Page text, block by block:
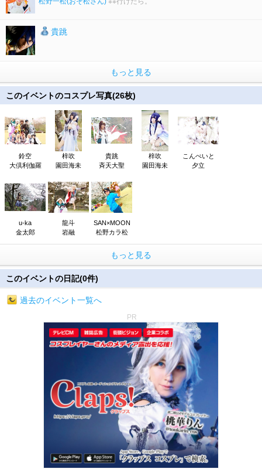
貴跳
もっと見る
このイベントのコスプレ写真(26枚)
鈴空
大倶利伽羅
梓吹
園田海未
貴跳
斉天大聖
梓吹
園田海未
こんぺいと
夕立
u-ka
金太郎
龍斗
岩融
SAN×MOON
松野カラ松
もっと見る
このイベントの日記(0件)
過去のイベント一覧へ
PR